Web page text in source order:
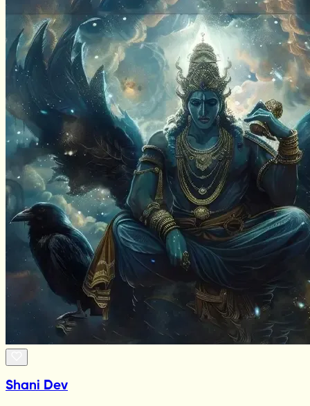
Shani Dev